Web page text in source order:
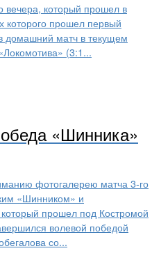
вечера, который прошел в
которого прошел первый
домашний матч в текущем
(3:1...
«Шинника»
фотогалерею матча 3-го
«Шинником» и
прошел под Костромой
волевой победой
со...